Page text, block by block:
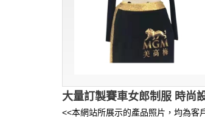
<<本網站所展示的產品照片，均為客